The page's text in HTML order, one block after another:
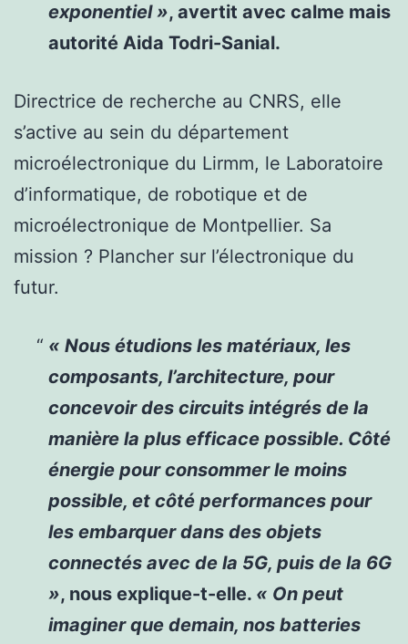
exponentiel », avertit avec calme mais
autorité Aida Todri-Sanial.
Directrice de recherche au CNRS, elle
s’active au sein du département
microélectronique du Lirmm, le Laboratoire
d’informatique, de robotique et de
microélectronique de Montpellier. Sa
mission ? Plancher sur l’électronique du
futur.
« Nous étudions les matériaux, les
composants, l’architecture, pour
concevoir des circuits intégrés de la
manière la plus efficace possible. Côté
énergie pour consommer le moins
possible, et côté performances pour
les embarquer dans des objets
connectés avec de la 5G, puis de la 6G
», nous explique-t-elle. « On peut
imaginer que demain, nos batteries